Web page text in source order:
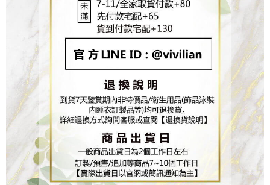
恩沛科技股份有限公司將有權停止該用戶之使用額度並採取法律行動。